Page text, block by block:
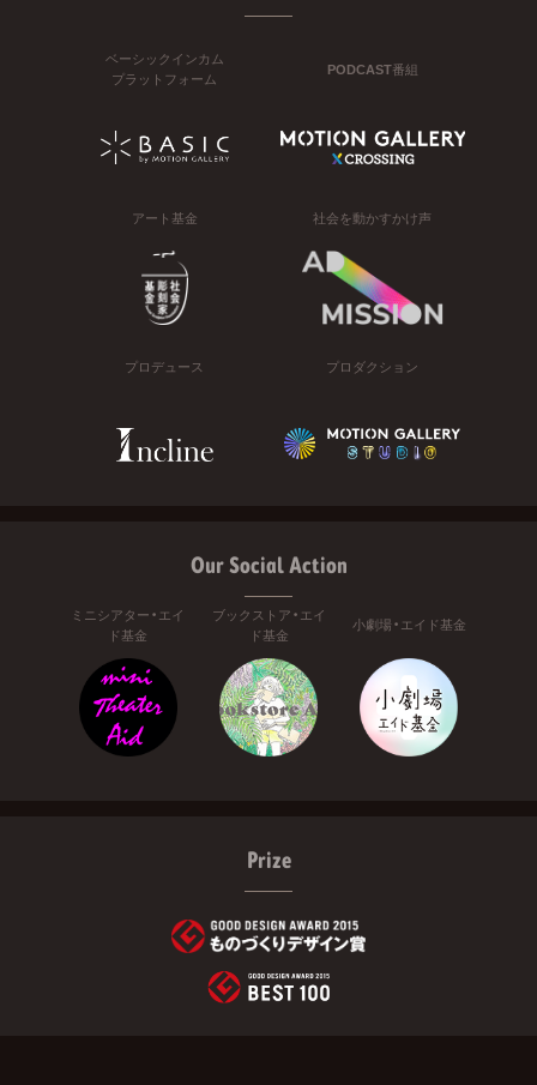
ベーシックインカム
プラットフォーム
PODCAST番組
アート基金 社会を動かすかけ声
プロデュース プロダクション
Our Social Action
ミニシアター・エイ
ド基金
ブックストア・エイ
ド基金
小劇場・エイド基金
Prize